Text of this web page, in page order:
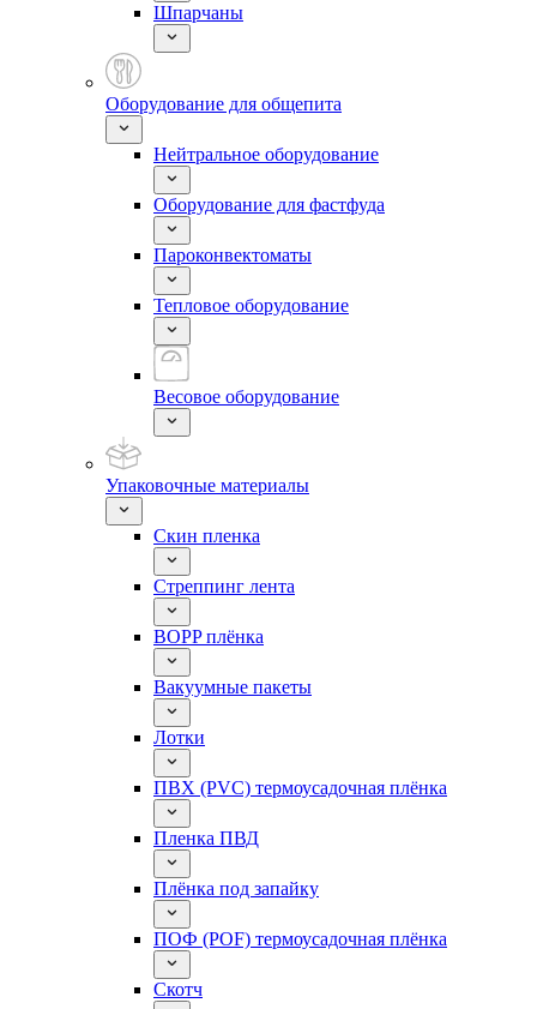
Шпарчаны
Оборудование для общепита
Нейтральное оборудование
Оборудование для фастфуда
Пароконвектоматы
Тепловое оборудование
Весовое оборудование
Упаковочные материалы
Скин пленка
Стреппинг лента
BOPP плёнка
Вакуумные пакеты
Лотки
ПВХ (PVC) термоусадочная плёнка
Пленка ПВД
Плёнка под запайку
ПОФ (POF) термоусадочная плёнка
Скотч